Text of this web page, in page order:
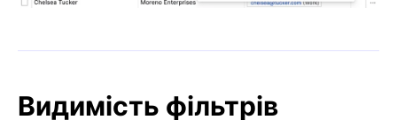
Видимість фільтрів